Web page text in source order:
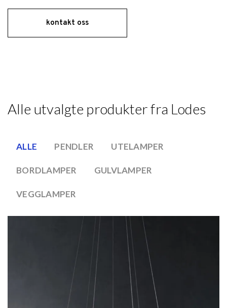
kontakt oss
Alle utvalgte produkter fra Lodes
ALLE PENDLER UTELAMPER
BORDLAMPER GULVLAMPER
VEGGLAMPER